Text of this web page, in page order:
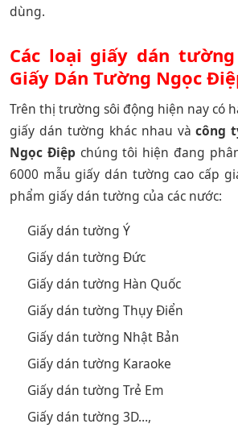
dùng.
Các loại giấy dán
Giấy Dán Tường Ngọc
Trên thị trường sôi động hiện nay có
giấy dán tường khác nhau vàcông
Ngọc Điệp chúng tôi hiện đang
6000 mẫu giấy dán tường cao cấp
phẩm giấy dán tường của các nước:
Giấy dán tường Ý
Giấy dán tường Đức
Giấy dán tường Hàn Quốc
Giấy dán tường Thụy Điển
Giấy dán tường Nhật Bản
Giấy dán tường Karaoke
Giấy dán tường Trẻ Em
Giấy dán tường 3D…,